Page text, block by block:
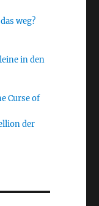
weg?
in den
Curse of
der